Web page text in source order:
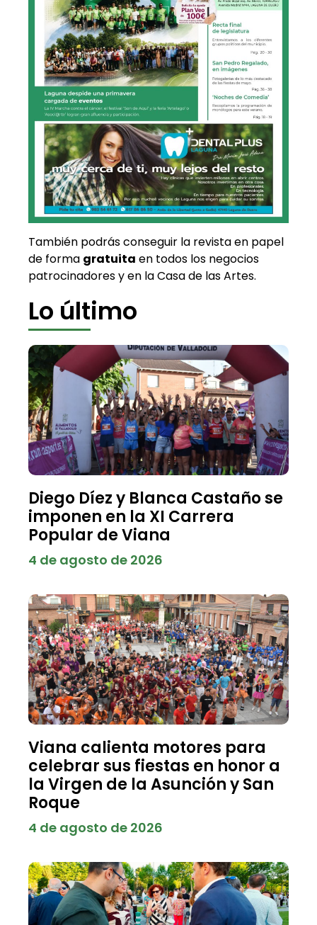
También podrás conseguir la revista en papel
de forma gratuita en todos los negocios
patrocinadores y en la Casa de las Artes.
Lo último
Diego Díez y Blanca Castaño se
imponen en la XI Carrera
Popular de Viana
4 de agosto de 2026
Viana calienta motores para
celebrar sus fiestas en honor a
la Virgen de la Asunción y San
Roque
4 de agosto de 2026